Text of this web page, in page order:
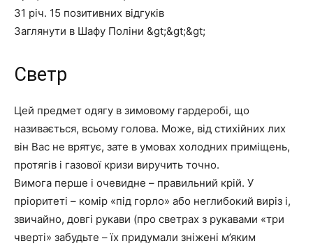
31 річ. 15 позитивних відгуків
Заглянути в Шафу Поліни &gt;&gt;&gt;
Светр
Цей предмет одягу в зимовому гардеробі, що
називається, всьому голова. Може, від стихійних лих
він Вас не врятує, зате в умовах холодних приміщень,
протягів і газової кризи виручить точно.
Вимога перше і очевидне – правильний крій. У
пріоритеті – комір «під горло» або неглибокий виріз і,
звичайно, довгі рукави (про светрах з рукавами «три
чверті» забудьте – їх придумали зніжені м’яким